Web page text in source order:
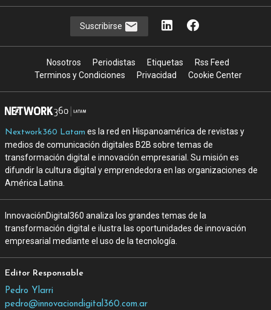
Suscribirse
Nosotros Periodistas Etiquetas
Rss Feed
Terminos y Condiciones
Privacidad Cookie Center
Nextwork360 Latam es la red en Hispanoamérica de revistas y
medios de comunicación digitales B2B sobre temas de
transformación digital e innovación empresarial. Su misión es
difundir la cultura digital y emprendedora en las organizaciones de
América Latina.
InnovaciónDigital360 analiza los grandes temas de la
transformación digital e ilustra las oportunidades de innovación
empresarial mediante el uso de la tecnología.
Editor Responsable
Pedro Ylarri
pedro@innovaciondigital360.com.ar